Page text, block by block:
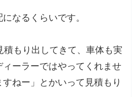
なるくらいです。
もり出してきて、車体も実
ーラーではやってくれませ
ねー」とかいって見積もり